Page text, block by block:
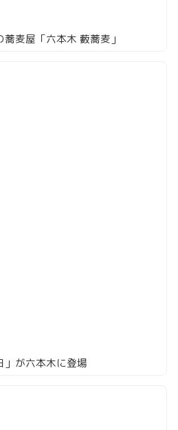
麦屋「六本木 藪蕎麦」
」が六本木に登場